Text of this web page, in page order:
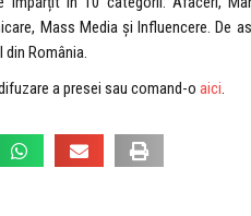
Mass Media și Influencere. De
România.
a presei sau comand-o aici.